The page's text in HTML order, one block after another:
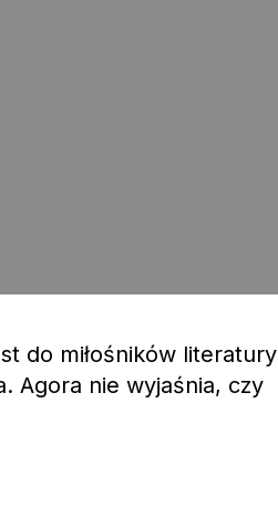
do miłośników
Agora nie wyjaśnia, czy